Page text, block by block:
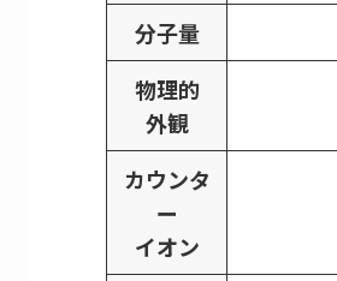
分子量
物理的
外観
カウンタ
ー
イオン